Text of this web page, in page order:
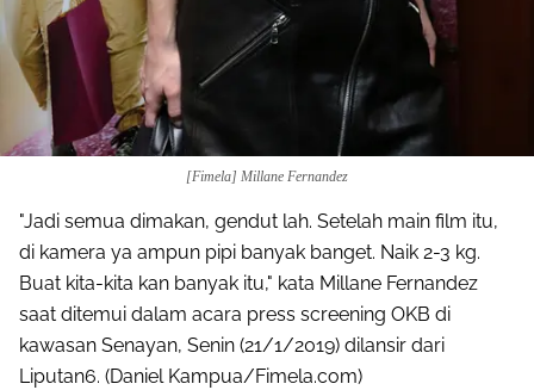
[Fimela] Millane Fernandez
"Jadi semua dimakan, gendut lah. Setelah main film itu,
di kamera ya ampun pipi banyak banget. Naik 2-3 kg.
Buat kita-kita kan banyak itu," kata Millane Fernandez
saat ditemui dalam acara press screening OKB di
kawasan Senayan, Senin (21/1/2019) dilansir dari
Liputan6. (Daniel Kampua/Fimela.com)